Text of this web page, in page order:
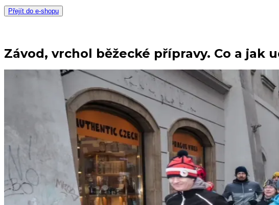
Přejít do e-shopu
Závod, vrchol běžecké přípravy. Co a jak